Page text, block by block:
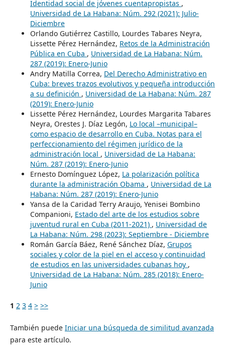
Identidad social de jóvenes cuentapropistas ,
Universidad de La Habana: Núm. 292 (2021): Julio-
Diciembre
Orlando Gutiérrez Castillo, Lourdes Tabares Neyra,
Lissette Pérez Hernández, Retos de la Administración
Pública en Cuba , Universidad de La Habana: Núm.
287 (2019): Enero-Junio
Andry Matilla Correa, Del Derecho Administrativo en
Cuba: breves trazos evolutivos y pequeña introducción
a su definición , Universidad de La Habana: Núm. 287
(2019): Enero-Junio
Lissette Pérez Hernández, Lourdes Margarita Tabares
Neyra, Orestes J. Díaz Legón, Lo local –municipal–
como espacio de desarrollo en Cuba. Notas para el
perfeccionamiento del régimen jurídico de la
administración local , Universidad de La Habana:
Núm. 287 (2019): Enero-Junio
Ernesto Domínguez López, La polarización política
durante la administración Obama , Universidad de La
Habana: Núm. 287 (2019): Enero-Junio
Yansa de la Caridad Terry Araujo, Yenisei Bombino
Companioni, Estado del arte de los estudios sobre
juventud rural en Cuba (2011-2021) , Universidad de
La Habana: Núm. 298 (2023): Septiembre - Diciembre
Román García Báez, René Sánchez Díaz, Grupos
sociales y color de la piel en el acceso y continuidad
de estudios en las universidades cubanas hoy ,
Universidad de La Habana: Núm. 285 (2018): Enero-
Junio
1 2 3 4 > >>
También puede Iniciar una búsqueda de similitud avanzada
para este artículo.